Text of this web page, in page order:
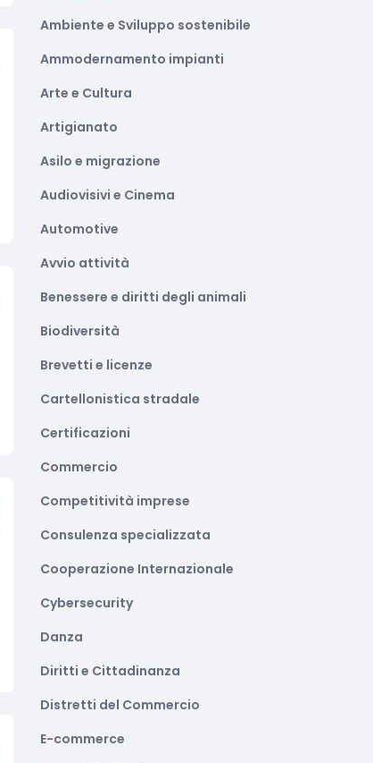
Ambiente e Sviluppo sostenibile
Ammodernamento impianti
Arte e Cultura
Artigianato
Asilo e migrazione
Audiovisivi e Cinema
Automotive
Avvio attività
Benessere e diritti degli animali
Biodiversità
Brevetti e licenze
Cartellonistica stradale
Certificazioni
Commercio
Competitività imprese
Consulenza specializzata
Cooperazione Internazionale
Cybersecurity
Danza
Diritti e Cittadinanza
Distretti del Commercio
E-commerce